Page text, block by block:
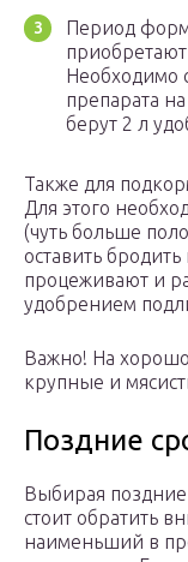
Период
Необходимо
препарата
берут 2 л
Также для
Для этого
(чуть больше
оставить
процеживают и
удобрением
Важно! На
крупные и
Поздние
Выбирая поздние
стоит обратить
наименьший в